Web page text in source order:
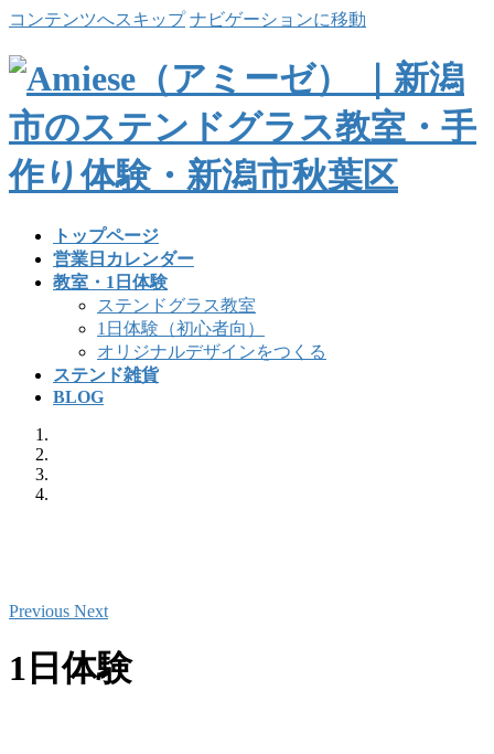
コンテンツへスキップ ナビゲーションに移動
トップページ
営業日カレンダー
教室・1日体験
ステンドグラス教室
1日体験（初心者向）
オリジナルデザインをつくる
ステンド雑貨
BLOG
Previous Next
1日体験